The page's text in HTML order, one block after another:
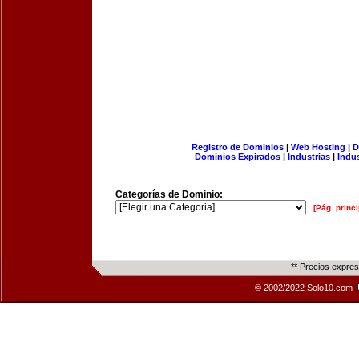
Registro de Dominios| Web Hosting |
Dominios Expirados | Industrias |
Categorías de Dominio:
[Pág.
** Precios
© 2002/2022 Solo10.com